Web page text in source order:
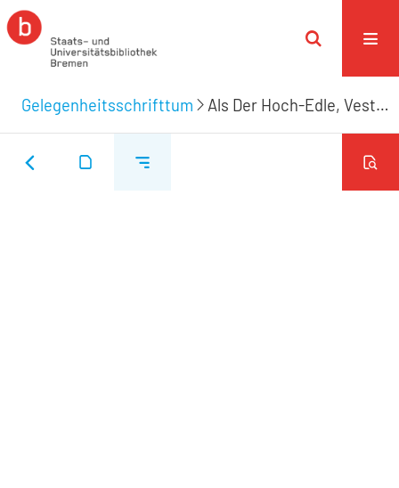
Gelegenheitsschrifttum Als Der Hoch-Edle, Veste, Hoch-Achtbahre, Hoch-Gelahrte und Hoch-Weise Herr, Herr Daniel von Büren, fürtrefflicher JCtus und bißhero an die sechzehn Jahre Raths-Verwandter dieser Stadt, als Neu-erwehlter Herr Bürgermeister den 29. Novembr. Anno 1736. öffentlich eingeführet wurde, machte mit diesen eilfertigen Zeilen seine unterthänigste Aufwartung